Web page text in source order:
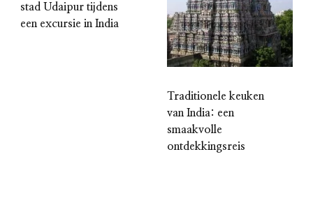
stad Udaipur tijdens
een excursie in India
Traditionele keuken
van India: een
smaakvolle
ontdekkingsreis